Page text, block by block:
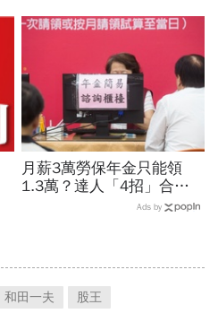
月薪3萬勞保年金只能領
1.3萬？達人「4招」合法
調高勞保投保薪資：不求老
Ads by
和田一夫 股王